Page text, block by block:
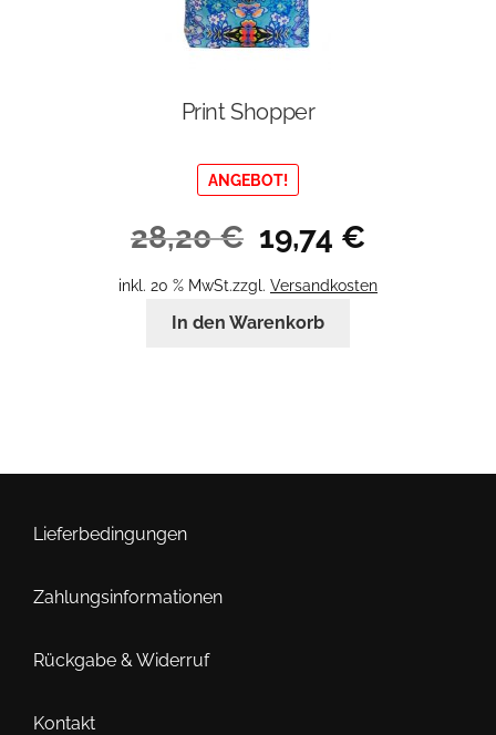
Print Shopper
ANGEBOT!
28,20€
Ursprünglicher
Preis
war:
19,74 €Aktueller
ist:
inkl. 20 % MwSt.zzgl. Versandkosten
In den Warenkorb
Lieferbedingungen
Zahlungsinformationen
Rückgabe & Widerruf
Kontakt